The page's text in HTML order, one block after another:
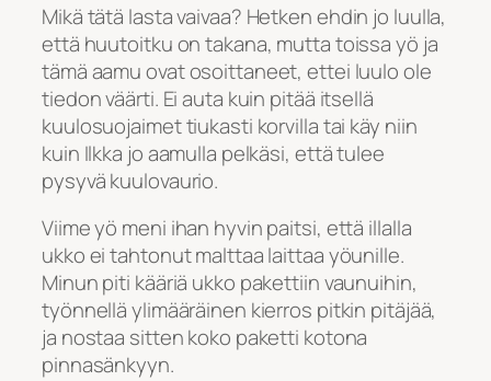
Mikä tätä lasta vaivaa? Hetken ehdin jo luulla,
että huutoitku on takana, mutta toissa yö ja
tämä aamu ovat osoittaneet, ettei luulo ole
tiedon väärti. Ei auta kuin pitää itsellä
kuulosuojaimet tiukasti korvilla tai käy niin
kuin Ilkka jo aamulla pelkäsi, että tulee
pysyvä kuulovaurio.
Viime yö meni ihan hyvin paitsi, että illalla
ukko ei tahtonut malttaa laittaa yöunille.
Minun piti kääriä ukko pakettiin vaunuihin,
työnnellä ylimääräinen kierros pitkin pitäjää,
ja nostaa sitten koko paketti kotona
pinnasänkyyn.